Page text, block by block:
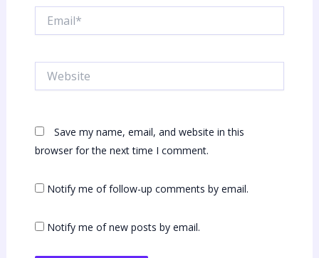
Save my name, email, and website in this
browser for the next time I comment.
Notify me of follow-up comments by email.
Notify me of new posts by email.